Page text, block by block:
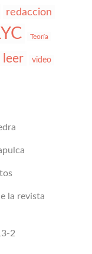
redaccion
Teoría
leer video
la revista
2